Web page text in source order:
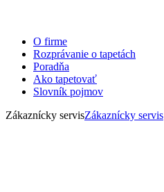
O firme
Rozprávanie o tapetách
Poradňa
Ako tapetovať
Slovník pojmov
Zákaznícky servisZákaznícky servis